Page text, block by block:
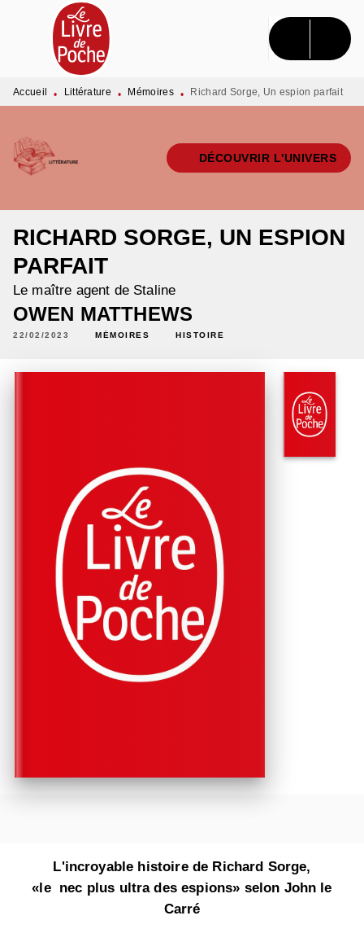
MENU RECHERCHE CONTENU
PIED DE PAGE
Accueil • Littérature • Mémoires • Richard Sorge, Un espion parfait
DÉCOUVRIR L'UNIVERS
RICHARD SORGE, UN ESPION
PARFAIT
Le maître agent de Staline
OWEN MATTHEWS
22/02/2023 MÉMOIRES HISTOIRE
L'incroyable histoire de Richard Sorge,
«le nec plus ultra des espions» selon John le
Carré